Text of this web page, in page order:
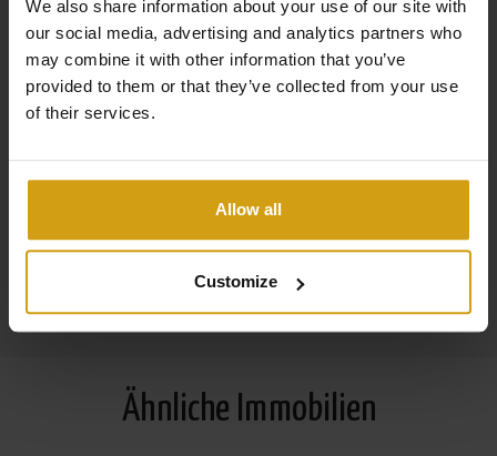
We also share information about your use of our site with
our social media, advertising and analytics partners who
may combine it with other information that you’ve
provided to them or that they’ve collected from your use
of their services.
Allow all
Customize
von Einheimischen, die in einem der vielen Cafés ein Bier
oder einen Wein genießen.
Der Flughafen Alicante ist 40 Minuten und der Flughafen
Verkauf und Vermietung unter einem Dach
Wir kümmern uns um alles von A bis Z beim Hauskauf
in Spanien.
Hausverwaltungsbranche
Mehr über uns erfahren
Ähnliche Immobilien